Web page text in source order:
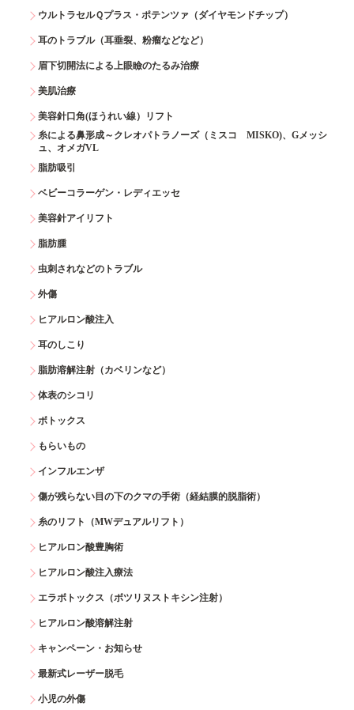
ウルトラセルＱプラス・ポテンツァ（ダイヤモンドチップ）
耳のトラブル（耳垂裂、粉瘤などなど）
眉下切開法による上眼瞼のたるみ治療
美肌治療
美容針口角(ほうれい線）リフト
糸による鼻形成～クレオパトラノーズ（ミスコ MISKO)、Gメッシ
ュ、オメガVL
脂肪吸引
ベビーコラーゲン・レディエッセ
美容針アイリフト
脂肪腫
虫刺されなどのトラブル
外傷
ヒアルロン酸注入
耳のしこり
脂肪溶解注射（カベリンなど）
体表のシコリ
ボトックス
もらいもの
インフルエンザ
傷が残らない目の下のクマの手術（経結膜的脱脂術）
糸のリフト（MWデュアルリフト）
ヒアルロン酸豊胸術
ヒアルロン酸注入療法
エラボトックス（ボツリヌストキシン注射）
ヒアルロン酸溶解注射
キャンペーン・お知らせ
最新式レーザー脱毛
小児の外傷